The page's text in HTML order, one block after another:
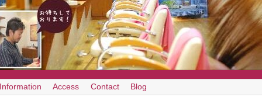
Information Access Contact Blog